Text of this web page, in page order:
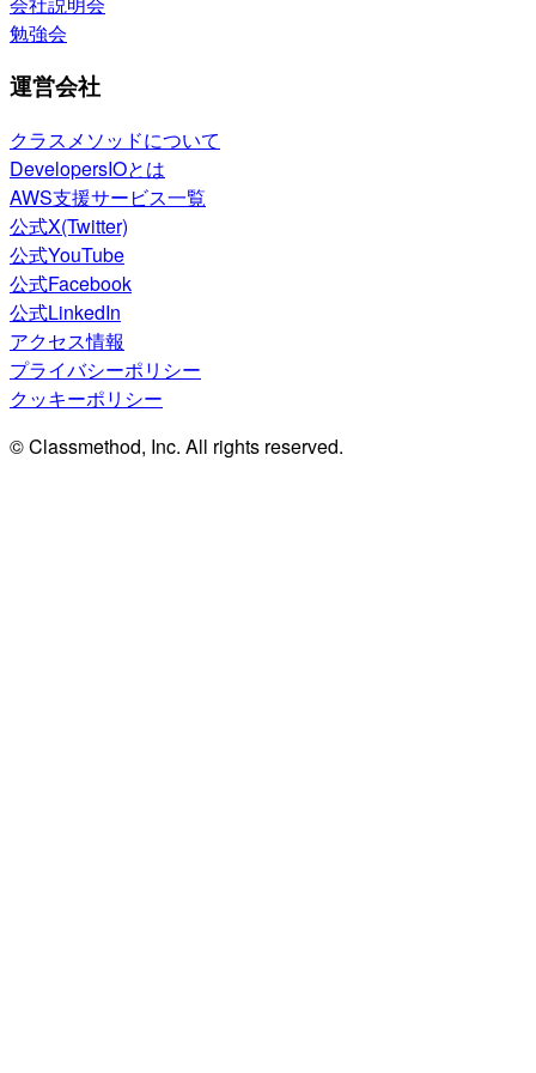
勉強会
運営会社
クラスメソッドについて
DevelopersIOとは
AWS支援サービス一覧
公式X(Twitter)
公式YouTube
公式Facebook
公式LinkedIn
アクセス情報
プライバシーポリシー
クッキーポリシー
© Classmethod, Inc. All rights reserved.